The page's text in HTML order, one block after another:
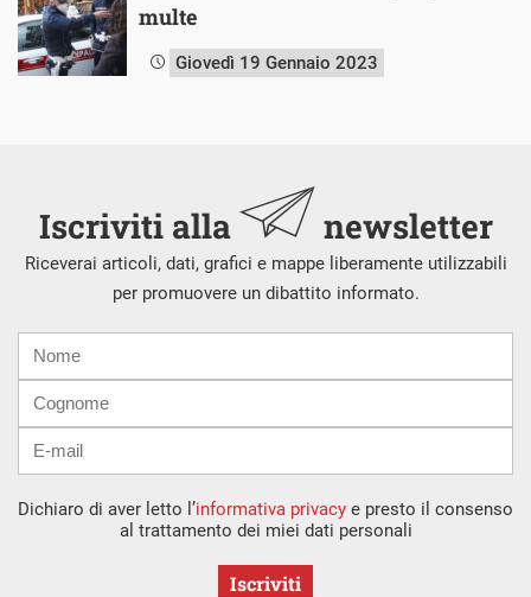
multe
Giovedì 19 Gennaio 2023
Iscriviti alla newsletter
Riceverai articoli, dati, grafici e mappe liberamente utilizzabili
per promuovere un dibattito informato.
mail
Dichiaro di aver letto l’informativa privacy e presto il consenso
al trattamento dei miei dati personali
Iscriviti